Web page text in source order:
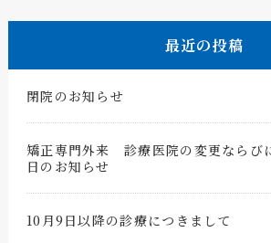
最近の投稿
閉院のお知らせ
矯正専門外来 診療医院の変更ならび
日のお知らせ
10月9日以降の診療につきまして